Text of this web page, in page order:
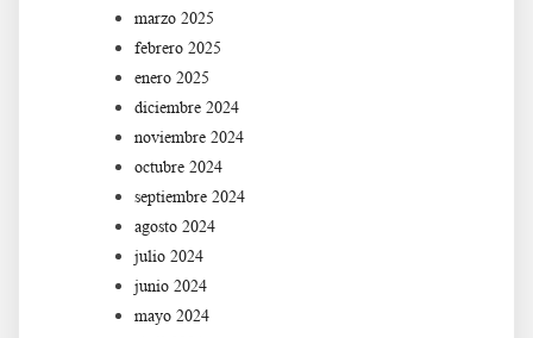
marzo 2025
febrero 2025
enero 2025
diciembre 2024
noviembre 2024
octubre 2024
septiembre 2024
agosto 2024
julio 2024
junio 2024
mayo 2024